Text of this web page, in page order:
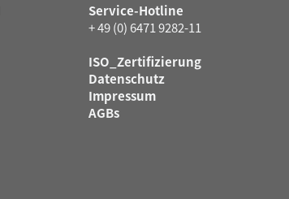
Service-Hotline
+ 49 (0) 6471 9282-11
ISO_Zertifizierung
Datenschutz
Impressum
AGBs